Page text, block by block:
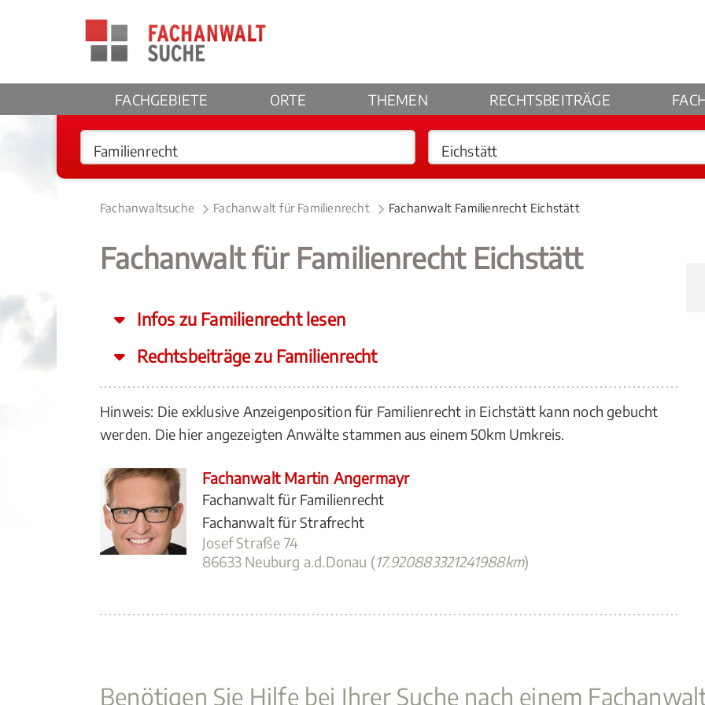
FACHGEBIETE ORTE THEMEN RECHTSBEITRÄGE
Fachanwaltsuche Fachanwalt für Familienrecht Fachanwalt Familienrecht Eichstätt
Fachanwalt für Familienrecht Eichstätt
Infos zu Familienrecht lesen
Rechtsbeiträge zu Familienrecht
Hinweis: Die exklusive Anzeigenposition für Familienrecht in Eichstätt kann noch gebucht
werden. Die hier angezeigten Anwälte stammen aus einem 50km Umkreis.
Fachanwalt Martin Angermayr
Fachanwalt für Familienrecht
Fachanwalt für Strafrecht
Josef Straße 74
86633 Neuburg a.d.Donau (17.920883321241988km)
Benötigen Sie Hilfe bei Ihrer Suche nach einem